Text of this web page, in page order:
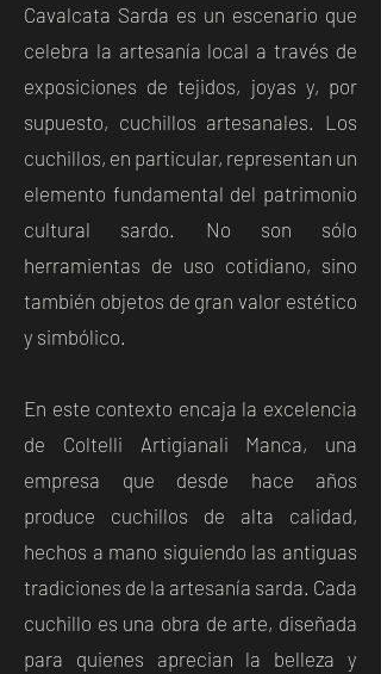
Cavalcata Sarda es un escenario que
celebra la artesanía local a través de
exposiciones de tejidos, joyas y, por
supuesto, cuchillos artesanales. Los
cuchillos, en particular, representan un
elemento fundamental del patrimonio
cultural sardo. No son sólo
herramientas de uso cotidiano, sino
también objetos de gran valor estético
y simbólico.
En este contexto encaja la excelencia
de Coltelli Artigianali Manca, una
empresa que desde hace años
produce cuchillos de alta calidad,
hechos a mano siguiendo las antiguas
tradiciones de la artesanía sarda. Cada
cuchillo es una obra de arte, diseñada
para quienes aprecian la belleza y